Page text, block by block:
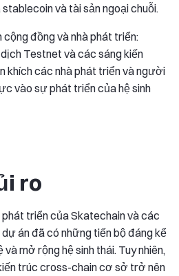
và tài sản ngoại chuỗi.
cộng đồng và nhà phát triển:
Testnet và các sáng kiến
khích các nhà phát triển và người
vào sự phát triển của hệ sinh
ro
triển của Skatechain và các
án đã có những tiến bộ đáng kể
mở rộng hệ sinh thái. Tuy nhiên,
trúc cross-chain cơ sở trở nên